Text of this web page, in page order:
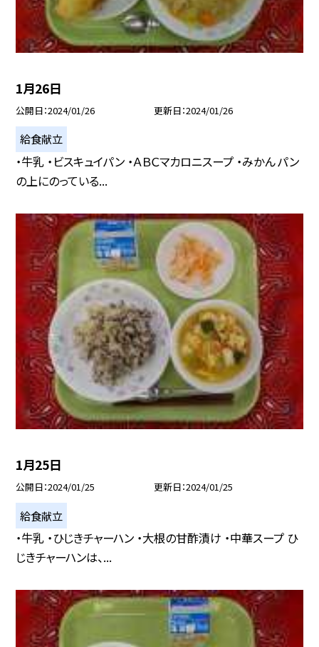
1月26日
公開日 2024/01/26 更新日 2024/01/26
給食献立
・牛乳 ・ビスキュイパン ・ＡＢＣマカロニスープ ・みかん パン
の上にのっている...
1月25日
公開日 2024/01/25 更新日 2024/01/25
給食献立
・牛乳 ・ひじきチャーハン ・大根の甘酢漬け ・中華スープ ひ
じきチャーハンは、...